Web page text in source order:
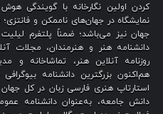
کردن اولین نگارخانه با گویندگی
نمایشگاه در جهان‌های ناممکن و
جهان نیز می‌باشد؛ ضمناً پلتفرم
دانشنامه هنر و هنرمندان، مجلات
روزنامه آنلاین هنر، تماشاخانه و
هم‌اکنون بزرگترین دانشنامه
استارتاپ هنری فارسی زبان در کل
دانش جامعه، به‌عنوان دانشنامه